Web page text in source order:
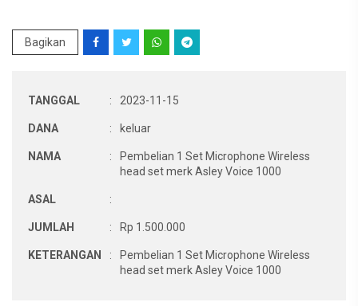
Bagikan
TANGGAL : 2023-11-15
DANA : keluar
NAMA :
Pembelian 1 Set Microphone Wireless
head set merk Asley Voice 1000
ASAL :
JUMLAH : Rp 1.500.000
KETERANGAN :
Pembelian 1 Set Microphone Wireless
head set merk Asley Voice 1000